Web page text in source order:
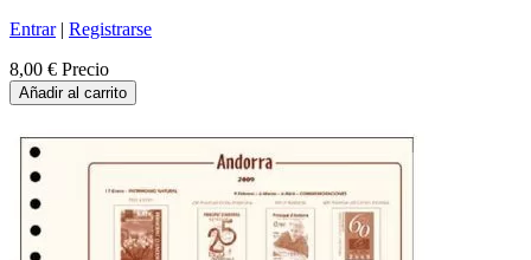
Entrar| Registrarse
8,00 € Precio
Añadir al carrito